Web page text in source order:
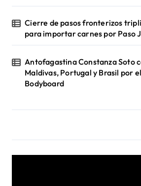
Cierre de pasos fronterizos
para importar carnes por Paso
Antofagastina Constanza Soto
Maldivas, Portugal y Brasil por
Bodyboard